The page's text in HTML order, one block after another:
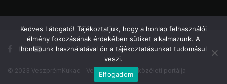
© 2023 VeszprémKukac - Veszprém online közéleti portálja
Kedves Látogató! Tájékoztatjuk, hogy a honlap felhasználói
élmény fokozásának érdekében sütiket alkalmazunk. A
honlapunk használatával ön a tájékoztatásunkat tudomásul
veszi.
Elfogadom